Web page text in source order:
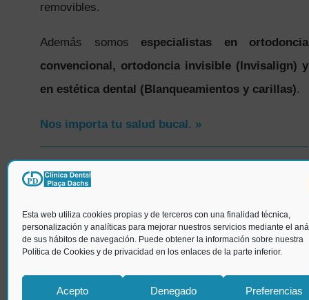
Esta web utiliza cookies propias y de terceros con una finalidad técnica,
personalización y analíticas para mejorar nuestros servicios mediante el
de sus hábitos de navegación. Puede obtener la información sobre nuestra
Política de Cookies y de privacidad en los enlaces de la parte inferior.
Acepto Denegado Preferencias
removibles.
Además somos especialistas en ortodoncia
convencional, ortodoncia invisible (Invisalign) y
en estética dental (Blanqueamientos y carillas).
Nos importa tu salud bucal. »
SÍGUENOS